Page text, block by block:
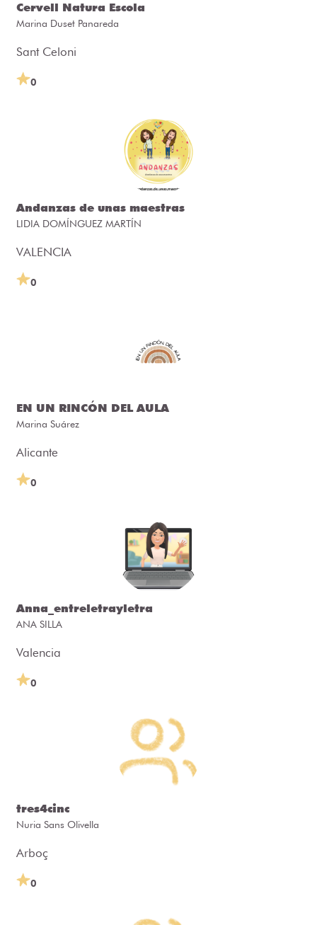
Cervell Natura Escola
Marina Duset Panareda
Sant Celoni
0
Andanzas de unas maestras
LIDIA DOMÍNGUEZ MARTÍN
VALENCIA
0
EN UN RINCÓN DEL AULA
Marina Suárez
Alicante
0
Anna_entreletrayletra
ANA SILLA
Valencia
0
tres4cinc
Nuria Sans Olivella
Arboç
0